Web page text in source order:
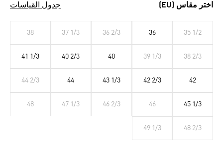
اختر مقاس (EU) جدول القياسات
35 1/2
36
36 2/3
37 1/3
38
38 2/3
39 1/3
40
40 2/3
41 1/3
42
42 2/3
43 1/3
44
44 2/3
45 1/3
46
46 2/3
47 1/3
48
48 2/3
49 1/3